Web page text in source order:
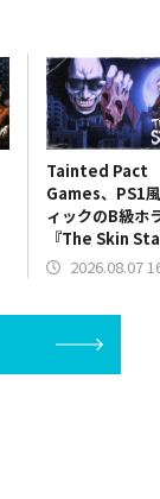
Tainted Pact
Games、PS1
ィックのB級ホ
『The Skin
を配信開始！
2026.08.07